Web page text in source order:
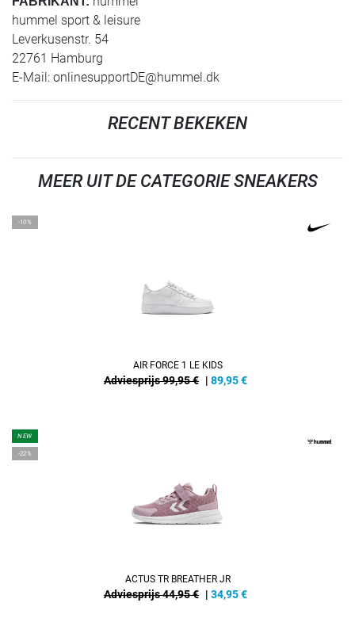
hummel sport & leisure
Leverkusenstr. 54
22761 Hamburg
E-Mail: onlinesupportDE@hummel.dk
RECENT BEKEKEN
MEER UIT DE CATEGORIE SNEAKERS
-10%
AIR FORCE 1 LE KIDS
Adviesprijs 99,95 € | 89,95€
NEW
-22%
ACTUS TR BREATHER JR
Adviesprijs 44,95 € | 34,95€